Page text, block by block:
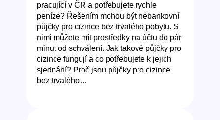
pracující v ČR a potřebujete rychle
peníze? Řešením mohou být nebankovní
půjčky pro cizince bez trvalého pobytu. S
nimi můžete mít prostředky na účtu do pár
minut od schválení. Jak takové půjčky pro
cizince fungují a co potřebujete k jejich
sjednání? Proč jsou půjčky pro cizince
bez trvalého…